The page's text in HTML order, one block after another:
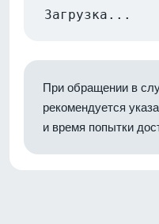
Загрузка...
При обращении в
рекомендуется
и время попытки